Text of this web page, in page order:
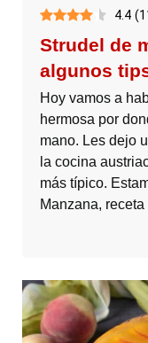
4.4 (
Strudel de
algunos
Hoy vamos a
hermosa por
mano. Les dejo
la cocina
más típico.
Manzana,